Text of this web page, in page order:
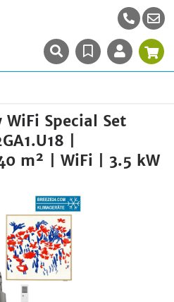
Special Set
|
m² | WiFi | 3.5 kW